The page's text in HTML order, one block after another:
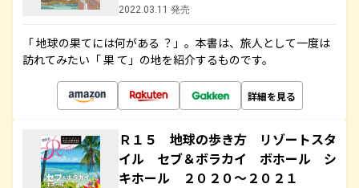
2022.03.11 発売
「 地球の果てには何がある ？」。本書は、旅人として一度は
訪れてみたい「 果 て」の地を紹介するものです。
詳細を見る
Ｒ１５ 地球の歩き方 リゾートスタ
イル セブ＆ボラカイ ボホール シ
キホール ２０２０～２０２１